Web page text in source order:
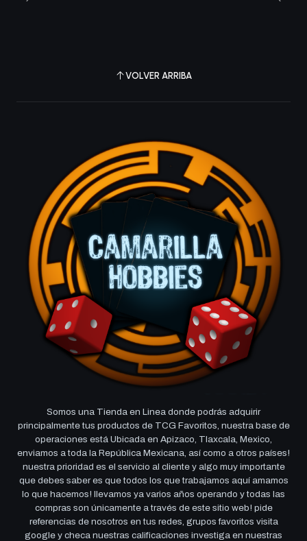
VOLVER ARRIBA
Somos una Tienda en Linea donde podrás adquirir
principalmente tus productos de TCG Favoritos, nuestra base de
operaciones está Ubicada en Apizaco, Tlaxcala, Mexico,
enviamos a toda la República Mexicana, así como a otros países!
nuestra prioridad es el servicio al cliente y algo muy importante
que debes saber es que todos los que trabajamos aquí amamos
lo que hacemos! llevamos ya varios años operando y todas las
compras son únicamente a través de este sitio web! pide
referencias de nosotros en tus redes, grupos favoritos visita
google y checa nuestras calificaciones investiga en nuestras